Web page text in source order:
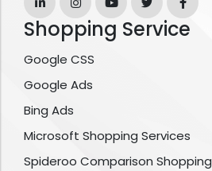
Shopping Service
Google CSS
Google Ads
Bing Ads
Microsoft Shopping Services
Spideroo Comparison Shopping